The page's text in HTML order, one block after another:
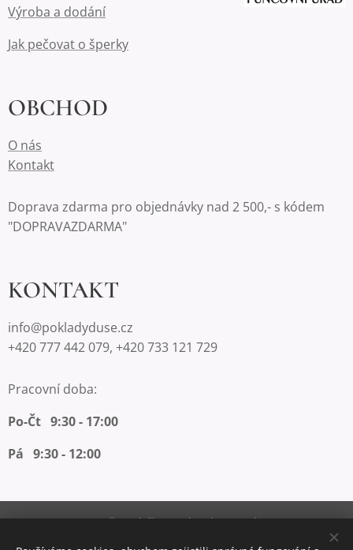
Výroba a dodání
Jak pečovat o šperky
OBCHOD
O nás
Kontakt
Doprava zdarma pro objednávky nad 2 500,- s kódem
"DOPRAVAZDARMA"
KONTAKT
info@pokladyduse.cz
+420 777 442 079, +420 733 121 729
Pracovní doba:
Po-Čt 9:30 - 17:00
Pá 9:30 - 12:00
Vytvořeno službouWebnode Cookies